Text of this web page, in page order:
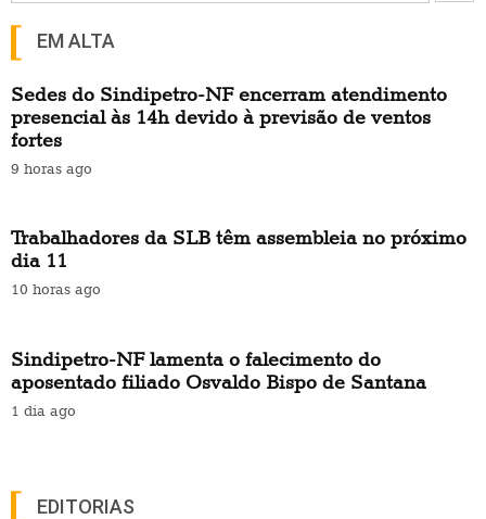
EM ALTA
Sedes do Sindipetro-NF encerram atendimento
presencial às 14h devido à previsão de ventos
fortes
9 horas ago
Trabalhadores da SLB têm assembleia no próximo
dia 11
10 horas ago
Sindipetro-NF lamenta o falecimento do
aposentado filiado Osvaldo Bispo de Santana
1 dia ago
EDITORIAS